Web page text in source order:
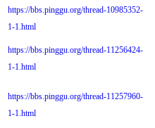
https://bbs.pinggu.org/thread-10985352-
1-1.html
https://bbs.pinggu.org/thread-11256424-
1-1.html
https://bbs.pinggu.org/thread-11257960-
1-1.html